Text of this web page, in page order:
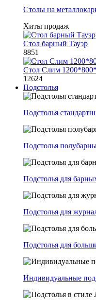
Столы на
Хиты продаж
Стол барный Тауэр
8851
Стол Слим
12624
Подстолья
Подстолья
Подстолья
Подстолья для
Подстолья для
Подстолья для
Индивидуальные